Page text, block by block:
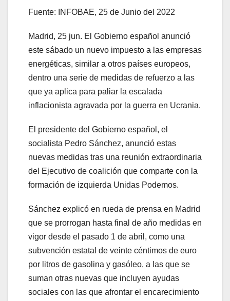
Fuente: INFOBAE, 25 de Junio del 2022
Madrid, 25 jun. El Gobierno español anunció
este sábado un nuevo impuesto a las empresas
energéticas, similar a otros países europeos,
dentro una serie de medidas de refuerzo a las
que ya aplica para paliar la escalada
inflacionista agravada por la guerra en Ucrania.
El presidente del Gobierno español, el
socialista Pedro Sánchez, anunció estas
nuevas medidas tras una reunión extraordinaria
del Ejecutivo de coalición que comparte con la
formación de izquierda Unidas Podemos.
Sánchez explicó en rueda de prensa en Madrid
que se prorrogan hasta final de año medidas en
vigor desde el pasado 1 de abril, como una
subvención estatal de veinte céntimos de euro
por litros de gasolina y gasóleo, a las que se
suman otras nuevas que incluyen ayudas
sociales con las que afrontar el encarecimiento